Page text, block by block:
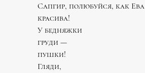
Сапгир, полюбуйся, как Ева
красива!
У бедняжки
груди —
пушки!
Гляди,